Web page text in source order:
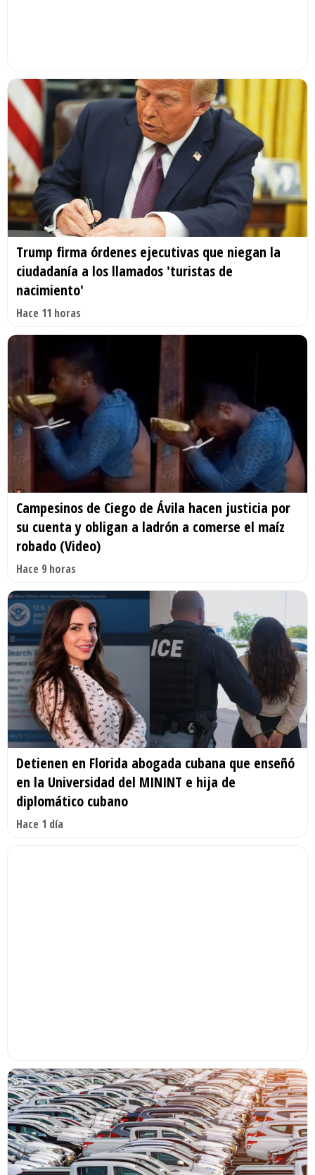
Trump firma órdenes ejecutivas que niegan la
ciudadanía a los llamados 'turistas de
nacimiento'
Hace 11 horas
Campesinos de Ciego de Ávila hacen justicia por
su cuenta y obligan a ladrón a comerse el maíz
robado (Video)
Hace 9 horas
Detienen en Florida abogada cubana que enseñó
en la Universidad del MININT e hija de
diplomático cubano
Hace 1 día